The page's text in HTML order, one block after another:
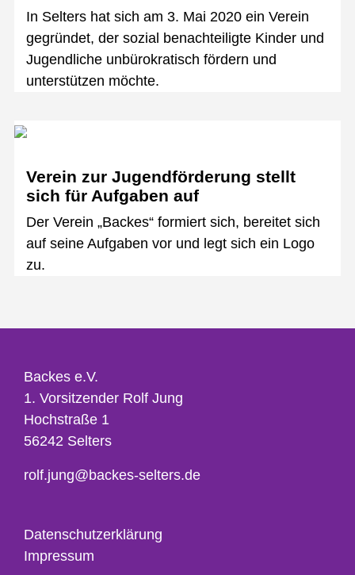
In Selters hat sich am 3. Mai 2020 ein Verein
gegründet, der sozial benachteiligte Kinder und
Jugendliche unbürokratisch fördern und
unterstützen möchte.
Verein zur Jugendförderung stellt
sich für Aufgaben auf
Der Verein „Backes“ formiert sich, bereitet sich
auf seine Aufgaben vor und legt sich ein Logo
zu.
Backes e.V.
1. Vorsitzender Rolf Jung
Hochstraße 1
56242 Selters
rolf.jung@backes-selters.de
Datenschutzerklärung
Impressum